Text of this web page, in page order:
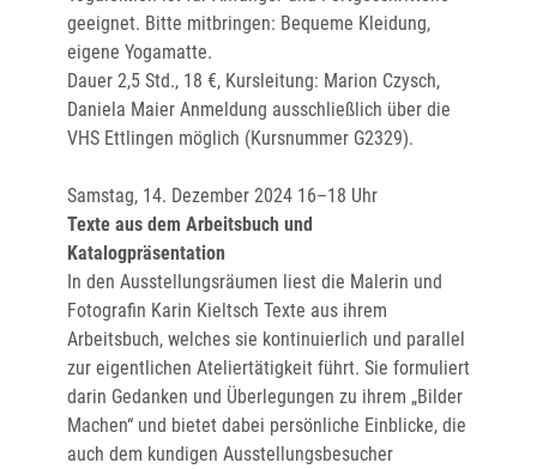
geeignet. Bitte mitbringen: Bequeme Kleidung,
eigene Yogamatte.
Dauer 2,5 Std., 18 €, Kursleitung: Marion Czysch,
Daniela Maier Anmeldung ausschließlich über die
VHS Ettlingen möglich (Kursnummer G2329).
Samstag, 14. Dezember 2024 16–18 Uhr
Texte aus dem Arbeitsbuch und
Katalogpräsentation
In den Ausstellungsräumen liest die Malerin und
Fotografin Karin Kieltsch Texte aus ihrem
Arbeitsbuch, welches sie kontinuierlich und parallel
zur eigentlichen Ateliertätigkeit führt. Sie formuliert
darin Gedanken und Überlegungen zu ihrem „Bilder
Machen“ und bietet dabei persönliche Einblicke, die
auch dem kundigen Ausstellungs­besucher